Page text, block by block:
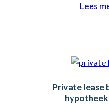
Lees
Private lease